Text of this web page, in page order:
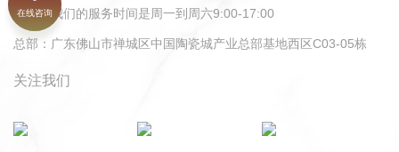
时间：我们的服务时间是周一到周六9:00-17:00
总部： 广东佛山市禅城区中国陶瓷城产业总部基地西区C03-05栋
关注我们
在线咨询